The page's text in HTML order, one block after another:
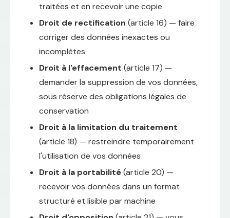
traitées et en recevoir une copie
Droit de rectification (article 16) — faire
corriger des données inexactes ou
incomplètes
Droit à l'effacement (article 17) —
demander la suppression de vos données,
sous réserve des obligations légales de
conservation
Droit à la limitation du traitement
(article 18) — restreindre temporairement
l'utilisation de vos données
Droit à la portabilité(article 20) —
recevoir vos données dans un format
structuré et lisible par machine